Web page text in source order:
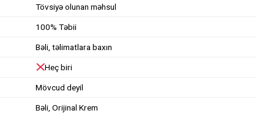
Tövsiyə olunan məhsul
100% Təbii
Bəli, təlimatlara baxın
Heç biri
Mövcud deyil
Bəli, Orijinal Krem